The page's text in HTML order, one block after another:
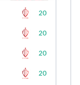
20
20
20
20